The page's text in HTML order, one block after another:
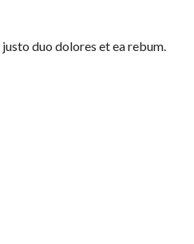
duo dolores et ea rebum.